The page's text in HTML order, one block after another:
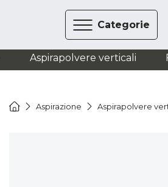
Categorie
Aspirapolvere verticali
Aspirazione Aspirapolvere